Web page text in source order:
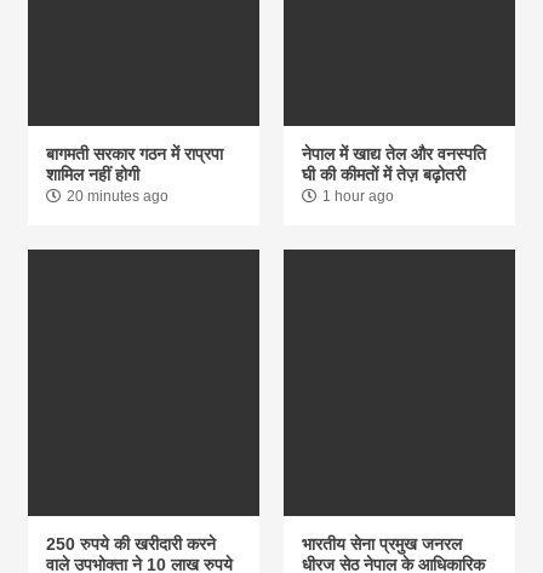
बागमती सरकार गठन में राप्रपा
शामिल नहीं होगी
20 minutes ago
नेपाल में खाद्य तेल और वनस्पति
घी की कीमतों में तेज़ बढ़ोतरी
1 hour ago
250 रुपये की खरीदारी करने
वाले उपभोक्ता ने 10 लाख रुपये
भारतीय सेना प्रमुख जनरल
धीरज सेठ नेपाल के आधिकारिक